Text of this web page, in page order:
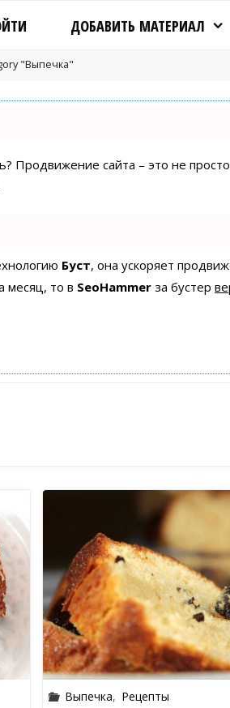
ДОБАВИТЬ МАТЕРИАЛ
"Выпечка"
Продвижение сайта – это не
Буст, она ускоряет
месяц, то в SeoHammer за бустер
Выпечка, Рецепты